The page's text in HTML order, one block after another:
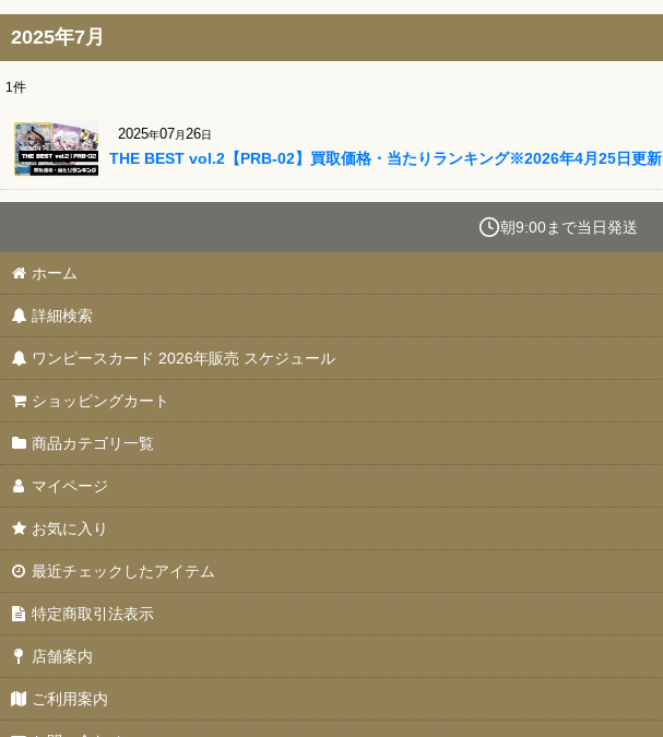
2025年7月
1件
2025年07月26日
THE BEST vol.2【PRB-02】買取価格・当たりランキング※2026年4月25日更新
朝9:00まで当日発送
ホーム
詳細検索
ワンピースカード 2026年販売 スケジュール
ショッピングカート
商品カテゴリ一覧
マイページ
お気に入り
最近チェックしたアイテム
特定商取引法表示
店舗案内
ご利用案内